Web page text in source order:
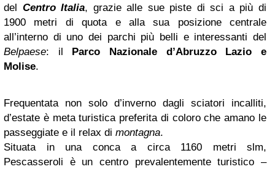
del Centro Italia, grazie alle sue piste di sci a più di
1900 metri di quota e alla sua posizione centrale
all’interno di uno dei parchi più belli e interessanti del
Belpaese: il Parco Nazionale d’Abruzzo Lazio e
Molise.
Frequentata non solo d’inverno dagli sciatori incalliti,
d’estate è meta turistica preferita di coloro che amano le
passeggiate e il relax di montagna.
Situata in una conca a circa 1160 metri slm,
Pescasseroli è un centro prevalentemente turistico –